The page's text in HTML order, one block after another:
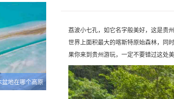
地在哪个高原
荔波小七孔，如它名字般美好，这是贵
世界上面积最大的喀斯特原始森林，同
果你来到贵州游玩，一定不要错过这处美